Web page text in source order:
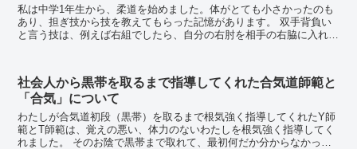
私は中学1年生から、柔道を始めました。体がとても小さかったのも
あり、担ぎ技から技を教えてもらった記憶があります。 双手背負い
と言う技は、例えば右組でしたら、自分の右肘を相手の右脇に入れて
社会人から黒帯を取るまで指導してくれた合気道師範と
「合気」について
わたしが合気道初段（黒帯）を取るまで根気強く指導してくれたY師
範とT師範は、覚えの悪い、体力のないわたしを根気強く指導してく
れました。 そのお陰で黒帯まで取れて、最初何だか分からなかった